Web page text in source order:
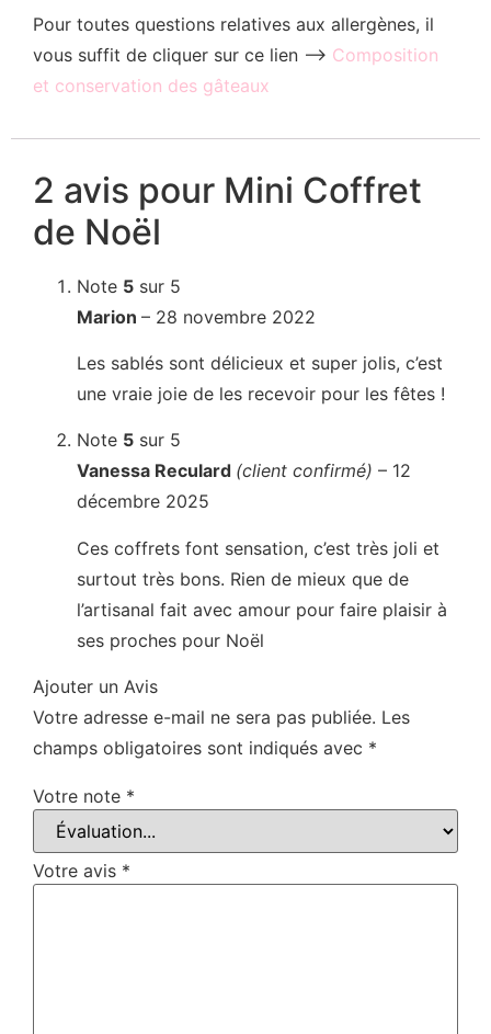
Pour toutes questions relatives aux allergènes, il
vous suffit de cliquer sur ce lien –> Composition
et conservation des gâteaux
2 avis pour Mini Coffret
de Noël
Note 5 sur 5
Marion – 28 novembre 2022
Les sablés sont délicieux et super jolis, c’est
une vraie joie de les recevoir pour les fêtes !
Note 5 sur 5
Vanessa Reculard (client confirmé) – 12
décembre 2025
Ces coffrets font sensation, c’est très joli et
surtout très bons. Rien de mieux que de
l’artisanal fait avec amour pour faire plaisir à
ses proches pour Noël
Ajouter un Avis
Votre adresse e-mail ne sera pas publiée. Les
champs obligatoires sont indiqués avec *
Votre note *
Votre avis *